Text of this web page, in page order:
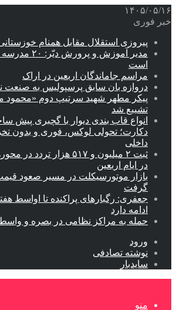
۱۴۰۵/۰۵/۱۶
خبر فوری
پیروزی استقلال مقابل همنام
مدیر آموزش و
است
مراسم جاماندگان اربعین در اراک
دروازه بان سابق پرسپولیس به
پیکر مطهر شهید سرتیپ دوم «محمود
تشییع شد
انواع قاب بندی دیوار با گچبری پیش
دکارت؛ تحولی لوکس، فوری و بدون
داخلی
ثبت ۲ میلیون و ۵۱۷ هزار
در ایام اربعین
بازار موتورسیکلت در مسیر صعود
گرفت
جعفری: رگبارهای پراکنده تا اواسط
ادامه دارد
حمله به مراکز نظامی در بصره و
ورود
نوشته تصادفی
سایدبار
منو